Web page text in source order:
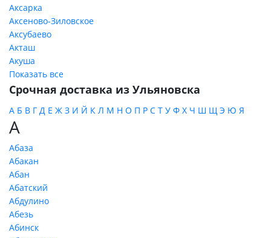
Аксарка
Аксеново-Зиловское
Аксубаево
Акташ
Акуша
Показать все
Срочная доставка из Ульяновска
А Б В Г Д Е Ж З И Й К Л М Н О П Р С Т У Ф Х Ч Ш Щ Э Ю Я
А
Абаза
Абакан
Абан
Абатский
Абдулино
Абезь
Абинск